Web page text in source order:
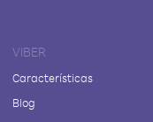
VIBER
Características
Blog